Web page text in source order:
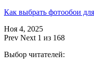
Как выбрать фотообои
Ноя 4, 2025
Prev Next 1 из 168
Выбор читателей: